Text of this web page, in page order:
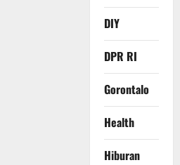
DIY
DPR RI
Gorontalo
Health
Hiburan